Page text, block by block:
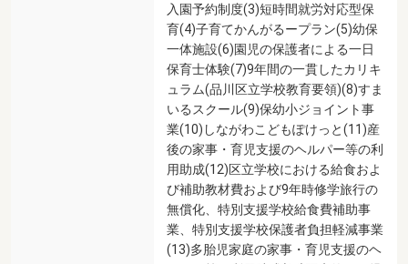
入園予約制度(3)短時間就労対応型保
育(4)子育てかんがるープラン(5)幼保
一体施設(6)園児の保護者による一日
保育士体験(7)9年間の一貫したカリキ
ュラム(品川区立学校教育要領)(8)すま
いるスクール(9)保幼小ジョイント事
業(10)しながわこどもぽけっと(11)産
後の家事・育児支援のヘルパー等の利
用助成(12)区立学校における給食およ
び補助教材費および9年時修学旅行の
無償化、特別支援学校給食費補助事
業、特別支援学校保護者負担軽減事業
(13)多胎児家庭の家事・育児支援のヘ